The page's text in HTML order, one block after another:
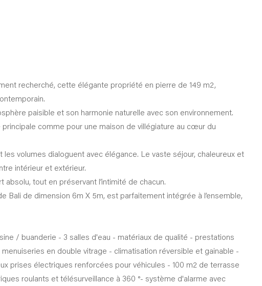
recherché, cette élégante propriété en pierre de 149 m2,
paisible et son harmonie naturelle avec son environnement.
comme pour une maison de villégiature au cœur du
volumes dialoguent avec élégance. Le vaste séjour, chaleureux et
intérieur et extérieur.
tout en préservant l’intimité de chacun.
Bali de dimension 6m X 5m, est parfaitement intégrée à l’ensemble,
/ buanderie - 3 salles d'eau - matériaux de qualité - prestations
en double vitrage - climatisation réversible et gainable -
prises électriques renforcées pour véhicules - 100 m2 de terrasse
roulants et télésurveillance à 360 °- système d'alarme avec